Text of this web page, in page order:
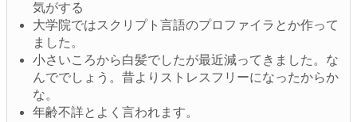
気がする
大学院ではスクリプト言語のプロファイラとか作って
ました。
小さいころから白髪でしたが最近減ってきました。な
んででしょう。昔よりストレスフリーになったからか
な。
年齢不詳とよく言われます。